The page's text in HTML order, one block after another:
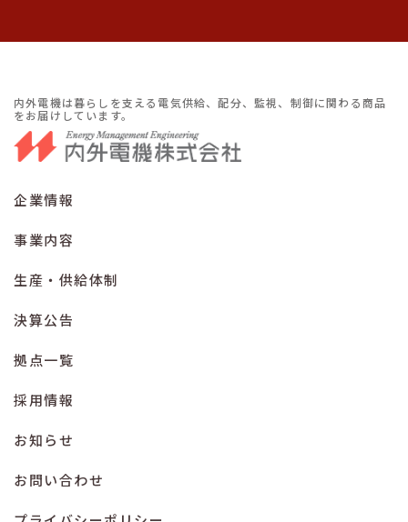
内外電機は暮らしを支える電気供給、配分、監視、制御に関わる商品
をお届けしています。
企業情報
事業内容
生産・供給体制
決算公告
拠点一覧
採用情報
お知らせ
お問い合わせ